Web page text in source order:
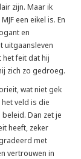
zijn. Maar ik
een eikel is. En
en
uitgaansleven
feit dat hij
zich zo gedroeg.
wat niet gek
veld is die
Dan zet je
heeft, zeker
met
vertrouwen in